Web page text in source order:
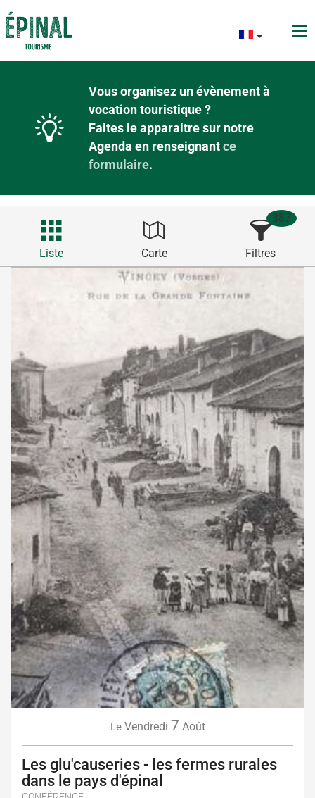
Vous organisez un évènement à
vocation touristique ?
Faites le apparaitre sur notre
Agenda en renseignantce
formulaire.
Liste Carte Filtres
387
Le Vendredi 7 Août
Les glu'causeries - les fermes rurales
dans le pays d'épinal